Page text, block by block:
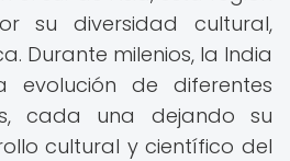
su diversidad cultural,
Durante milenios, la India
de diferentes
cada una dejando su
cultural y científico del